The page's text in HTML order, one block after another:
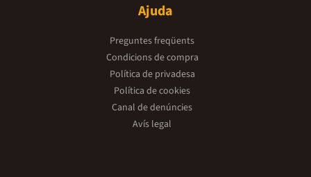
Ajuda
Preguntes freqüents
Condicions de compra
Política de privadesa
Política de cookies
Canal de denúncies
Avís legal